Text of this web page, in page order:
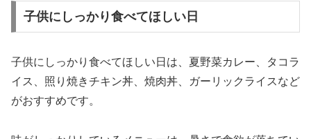
子供にしっかり食べてほしい日
子供にしっかり食べてほしい日は、夏野菜カレー、タコラ
イス、照り焼きチキン丼、焼肉丼、ガーリックライスなど
がおすすめです。